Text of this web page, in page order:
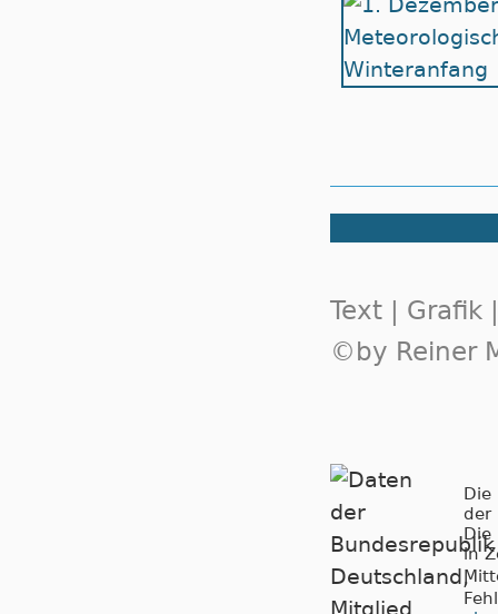
Text | Grafik
©by Reiner
der
in